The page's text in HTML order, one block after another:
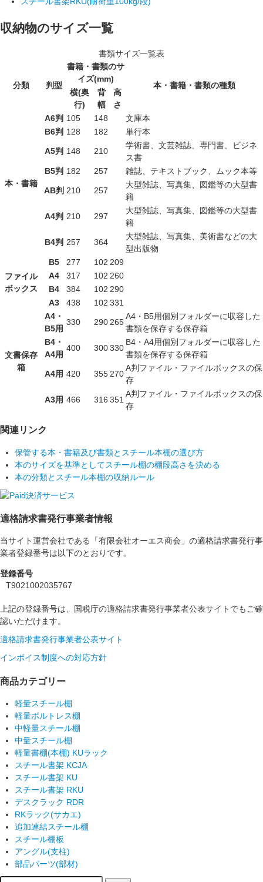
収納物のサイズ一覧
書類サイズ一覧表
分類 判型
書籍・書類のサ
イズ(mm)
本・書籍・書類の種類
横(奥
行)
背
幅
高
さ
本・書籍
A6判 105 148
文庫本
B6判 128 182 単行本
A5判 148 210
学術書、文芸雑誌、専門書、ビジネ
ス書
B5判 182 257 雑誌、テキストブック、ムック本等
AB判 210 257
大型雑誌、写真集、図鑑等の大型書
籍
A4判 210 297
大型雑誌、写真集、図鑑等の大型書
籍
B4判 257 364
大型雑誌、写真集、美術書などの大
型出版物
ファイル
ボックス
B5 277 102 209
A4
317 102 260
B4
384 102 290
A3
438 102 331
文書保存
箱
A4・
B5用
330 290 265
A4・B5用個別フォルダーに収容した
書類を保存する保存箱
B4・
A4用
400 300330
B4・A4用個別フォルダーに収容した
書類を保存する保存箱
A4用 420 355 270
A判ファイル・ファイルボックスの保
存
A3用 466 316 351
A判ファイル・ファイルボックスの保
存
関連リンク
保管する本・書籍及び書類とスチール本棚の選び方
本のサイズを基準としてスチール棚の棚段高さを決める
本の分類とスチール本棚の収納ルール
適格請求書発行事業者情報
当サイト運営会社である「有限会社オーエス商会」の適格請求書発行事
業者登録番号は以下のとおりです。
登録番号
T9021002035767
上記の登録番号は、国税庁の適格請求書発行事業者公表サイトでもご確
認いただけます。
適格請求書発行事業者公表サイト
インボイス制度への対応方針
商品カテゴリー
軽量スチール棚
軽量ボルトレス棚
中軽量スチール棚
中量スチール棚
軽量書棚(本棚) KUラック
スチール書架 KCJA
スチール書架 KU
スチール書架 RKU
デスクラック RDR
RKラック(サカエ)
追加連結スチール棚
スチール棚板
アングル(支柱)
部品パーツ(部材)